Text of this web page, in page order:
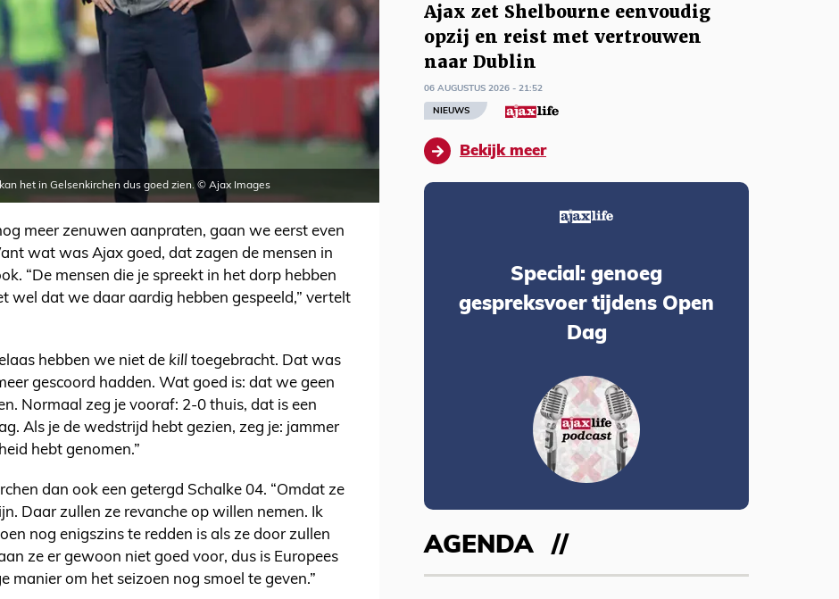
het in Gelsenkirchen dus goed zien. © Ajax Images
meer zenuwen aanpraten, gaan we eerst even
wat was Ajax goed, dat zagen de mensen in
“De mensen die je spreekt in het dorp hebben
wel dat we daar aardig hebben gespeeld,” vertelt
hebben we niet de kill toegebracht. Dat was
gescoord hadden. Wat goed is: dat we geen
Normaal zeg je vooraf: 2-0 thuis, dat is een
Als je de wedstrijd hebt gezien, zeg je: jammer
hebt genomen.”
dan ook een getergd Schalke 04. “Omdat ze
Daar zullen ze revanche op willen nemen. Ik
nog enigszins te redden is als ze door zullen
ze er gewoon niet goed voor, dus is Europees
manier om het seizoen nog smoel te geven.”
Ajax zet Shelbourne eenvoudig
opzij en reist met vertrouwen
naar Dublin
06 AUGUSTUS 2026 - 21:52
NIEUWS
Bekijk meer
Special: genoeg
gespreksvoer tijdens Open
Dag
AGENDA